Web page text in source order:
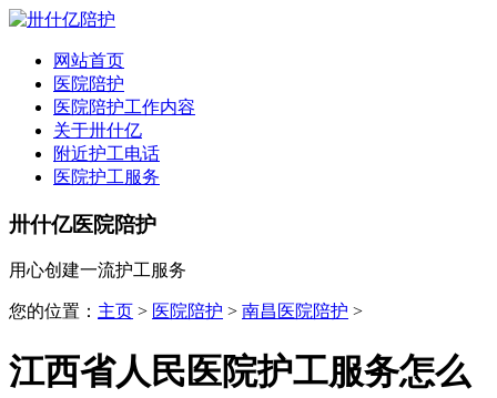
网站首页
医院陪护
医院陪护工作内容
关于卅什亿
附近护工电话
医院护工服务
卅什亿医院陪护
用心创建一流护工服务
您的位置： 主页 > 医院陪护 > 南昌医院陪护 >
江西省人民医院护工服务怎么